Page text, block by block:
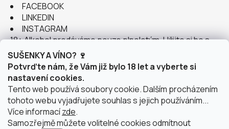
SUŠENKY A VÍNO? 🍷
Potvrďte nám, že Vám již bylo 18 let a vyberte si
nastavení cookies.
Tento web používá soubory cookie. Dalším procházením
tohoto webu vyjadřujete souhlas s jejich používáním...
Více informacízde.
Samozřejmě můžete volitelné cookies odmítnout
FACEBOOK
LINKEDIN
INSTAGRAM
18+ Alkohol prodáváme pouze plnoletým. Užijte si ho s
rozumem.
Instagram